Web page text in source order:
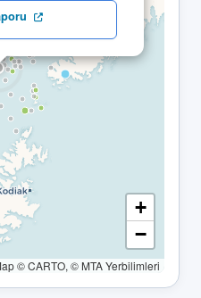
+
−
© CARTO, © MTA Yerbilimleri